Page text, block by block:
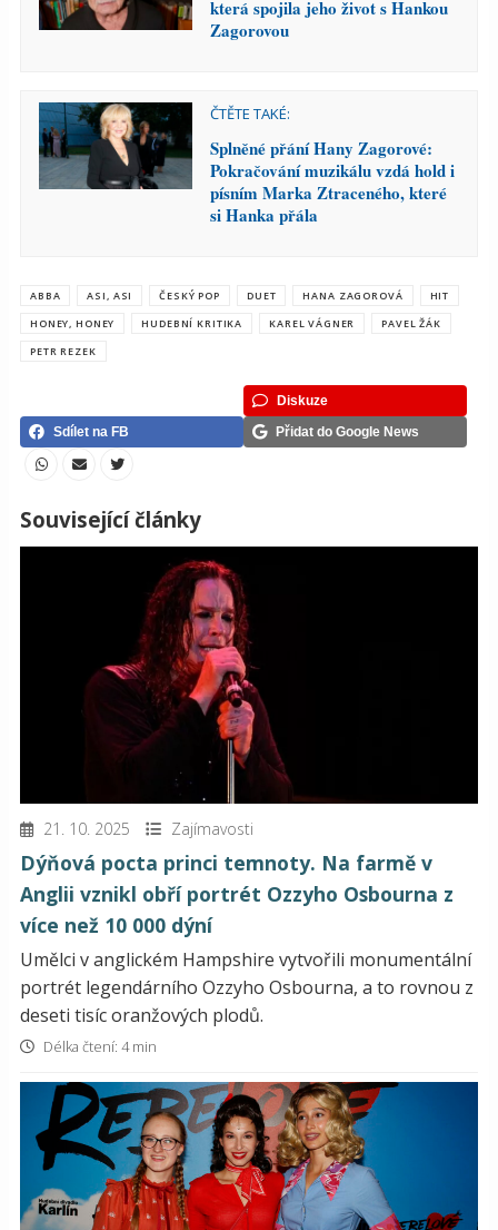
která spojila jeho život s Hankou
Zagorovou
ČTĚTE TAKÉ:
Splněné přání Hany Zagorové:
Pokračování muzikálu vzdá hold i
písním Marka Ztraceného, které
si Hanka přála
ABBA ASI, ASI ČESKÝ POP DUET HANA ZAGOROVÁ
HIT
HONEY, HONEY
HUDEBNÍ KRITIKA KAREL VÁGNER
PAVEL ŽÁK
PETR REZEK
Diskuze
Sdílet na FB
Přidat do Google News
Související články
21. 10. 2025 Zajímavosti
Dýňová pocta princi temnoty. Na farmě v
Anglii vznikl obří portrét Ozzyho Osbourna z
více než 10 000 dýní
Umělci v anglickém Hampshire vytvořili monumentální
portrét legendárního Ozzyho Osbourna, a to rovnou z
deseti tisíc oranžových plodů.
Délka čtení: 4 min